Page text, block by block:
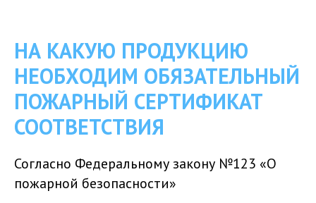
НА КАКУЮ ПРОДУКЦИЮ
НЕОБХОДИМ ОБЯЗАТЕЛЬНЫЙ
ПОЖАРНЫЙ СЕРТИФИКАТ
СООТВЕТСТВИЯ
Согласно Федеральному закону №123 «О
пожарной безопасности»